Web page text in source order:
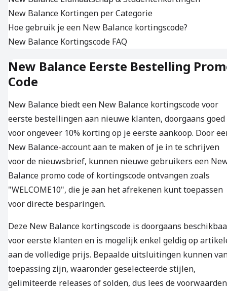
New Balance Kortingen per Categorie
Hoe gebruik je een New Balance kortingscode?
New Balance Kortingscode FAQ
New Balance Eerste Bestelling
Code
New Balance biedt een New Balance kortingscode voor
eerste bestellingen aan nieuwe klanten, doorgaans goed
voor ongeveer 10% korting op je eerste aankoop. Door
New Balance-account aan te maken of je in te schrijven
voor de nieuwsbrief, kunnen nieuwe gebruikers een
Balance promo code of kortingscode ontvangen zoals
"WELCOME10", die je aan het afrekenen kunt toepassen
voor directe besparingen.
Deze New Balance kortingscode is doorgaans
voor eerste klanten en is mogelijk enkel geldig op
aan de volledige prijs. Bepaalde uitsluitingen kunnen
toepassing zijn, waaronder geselecteerde stijlen,
gelimiteerde releases of solden, dus lees de voorwaarden